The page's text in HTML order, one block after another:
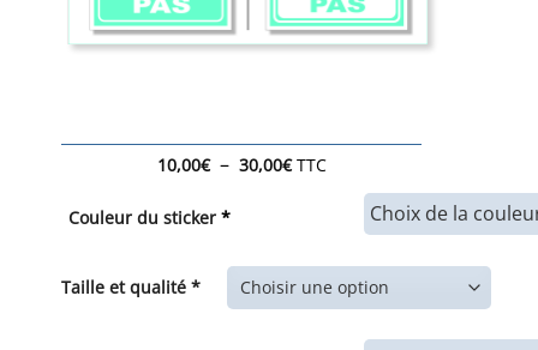
10,00€ – 30,00€Plage
TTC
Couleur du sticker*
Taille et qualité *